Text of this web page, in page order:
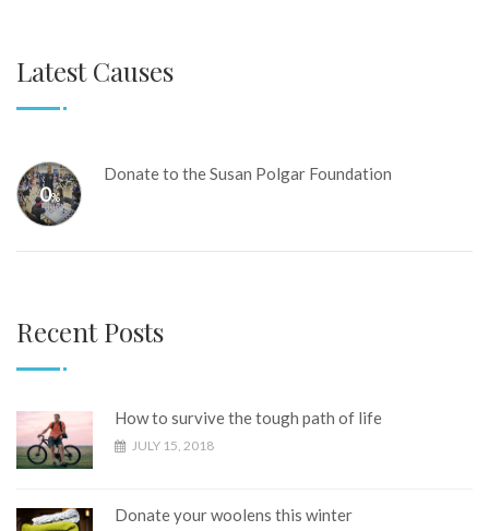
Latest Causes
0%
Donate to the Susan Polgar Foundation
Recent Posts
How to survive the tough path of life
JULY 15, 2018
Donate your woolens this winter